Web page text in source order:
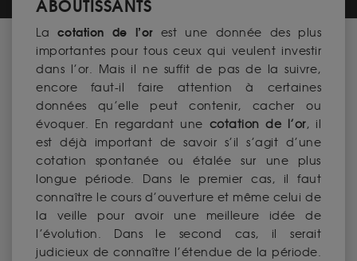
ABOUTISSANTS
La cotation de l’orest une donnée des plus
importantes pour tous ceux qui veulent investir
dans l’or. Mais il ne suffit de pas de la suivre,
encore faut-il faire attention à certaines
données qu’elle peut contenir, cacher ou
évoquer. En regardant une cotation de l’or, il
est déjà important de savoir s’il s’agit d’une
cotation spontanée ou étalée sur une plus
longue période. Dans le premier cas, il faut
connaître le cours d’ouverture et même celui de
la veille pour avoir une meilleure idée de
l’évolution. Dans le second cas, il serait
judicieux de connaître l’étendue de la période.